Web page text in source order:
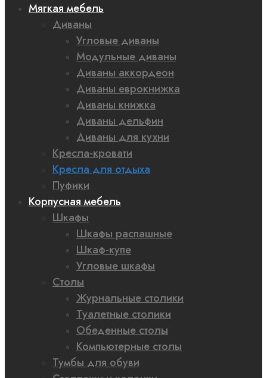
Мягкая мебель
Диваны
Угловые диваны
Модульные диваны
Диваны аккордеон
Диваны еврокнижка
Диваны книжка
Диваны дельфин
Диваны для кухни
Кресла-кровати
Кресла для отдыха
Пуфики
Корпусная мебель
Шкафы
Шкафы распашные
Шкаф-купе
Угловые шкафы
Столы
Журнальные столики
Туалетные столики
Обеденные столы
Компьютерные столы
Тумбы для обуви